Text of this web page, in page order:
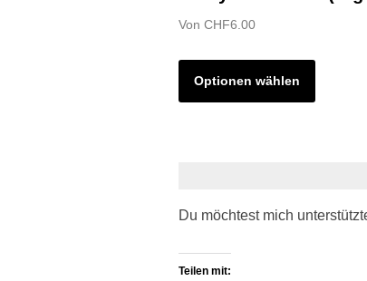
Von CHF6.00
Optionen wählen
Du möchtest mich
Teilen mit: